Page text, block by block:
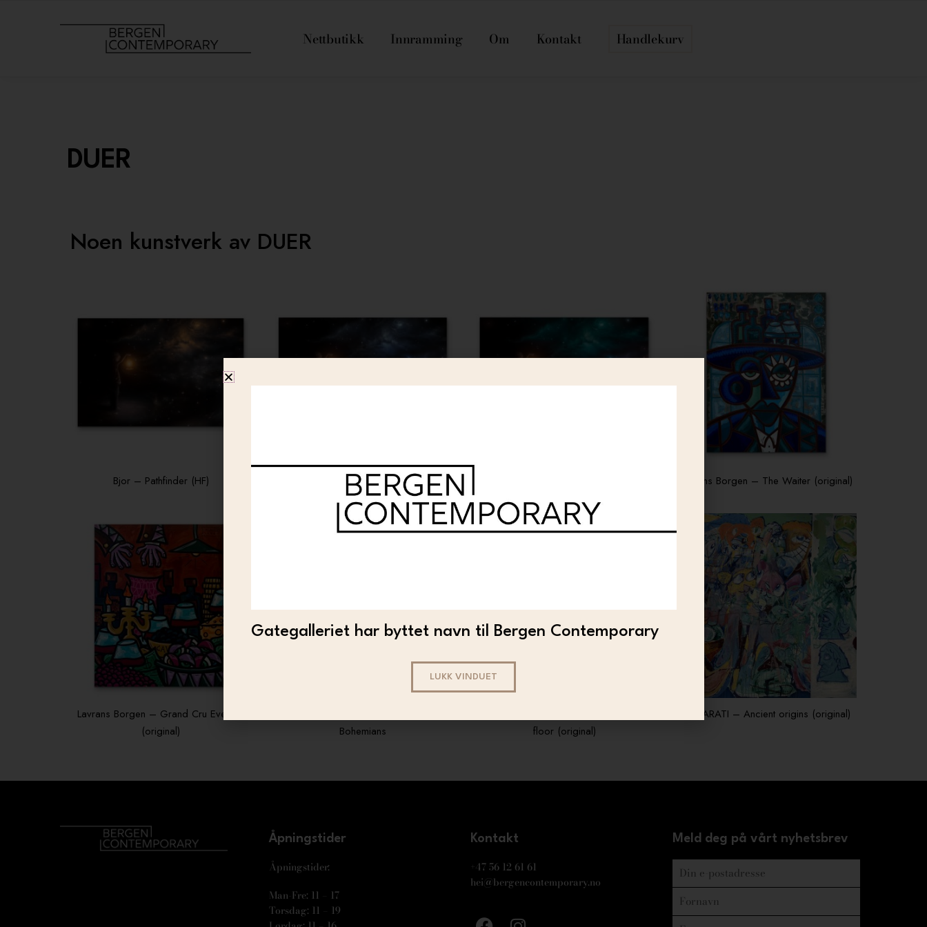
Nettbutikk Innramming Om Kontakt Handlekurv
DUER
Noen kunstverk av DUER
Bjor – Pathfinder (HF) Bjor – Pathfinder (Special ed) Lavrans Borgen – The Waiter (original)
Lavrans Borgen – Grand Cru Evening
(original)
Bohemians
floor (original)
MASARATI – Ancient origins (original)
Åpningstider
Åpningstider:
Man-Fre: 11 – 17
Torsdag: 11 – 19
Kontakt
+47 56 12 61 61
hei@bergencontemporary.no
Meld deg på vårt nyhetsbrev
Gategalleriet har byttet navn til Bergen Contemporary
LUKK VINDUET